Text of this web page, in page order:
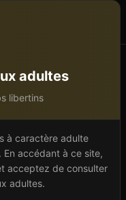
adultes
libertins
à caractère adulte
En accédant à ce site,
acceptez de consulter
adultes.
Haute-Savoie (74)
à Mijouet